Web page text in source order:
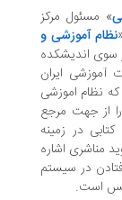
مرکز
و
ایران
اموزشی
مرجع
زمینه
اشاره
سیستم